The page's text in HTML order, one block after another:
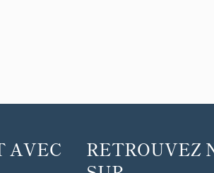
AVEC
RETROUVEZ